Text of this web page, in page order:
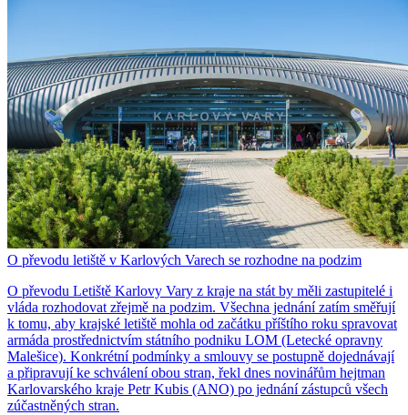
O převodu letiště v Karlových Varech se rozhodne na podzim
O převodu Letiště Karlovy Vary z kraje na stát by měli zastupitelé i
vláda rozhodovat zřejmě na podzim. Všechna jednání zatím směřují
k tomu, aby krajské letiště mohla od začátku příštího roku spravovat
armáda prostřednictvím státního podniku LOM (Letecké opravny
Malešice). Konkrétní podmínky a smlouvy se postupně dojednávají
a připravují ke schválení obou stran, řekl dnes novinářům hejtman
Karlovarského kraje Petr Kubis (ANO) po jednání zástupců všech
zúčastněných stran.